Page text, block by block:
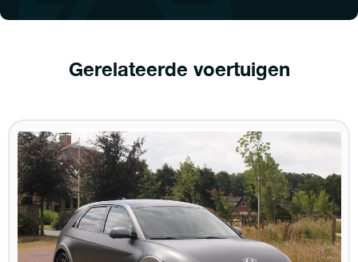
Gerelateerde voertuigen